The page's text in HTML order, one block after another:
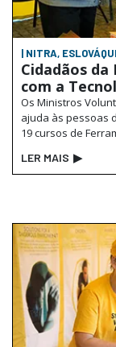
| NITRA,
Cidadãos da
com a
Os Ministros
ajuda às pessoas
19 cursos de
LER MAIS ▶